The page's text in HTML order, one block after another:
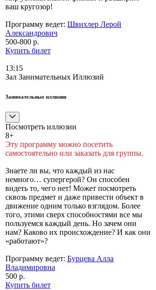
ваш кругозор!
Программу ведет: Швихлер Лерой
Александрович
500-800 р.
Купить билет
13:15
Зал Занимательных Иллюзий
Занимательные иллюзии
Посмотреть иллюзии
8+
Эту программу можно посетить
самостоятельно или заказать для группы.
Знаете ли вы, что каждый из нас
немного… супергерой? Он способен
видеть то, чего нет! Может посмотреть
сквозь предмет и даже привести объект в
движение одним только взглядом. Более
того, этими сверх способностями все мы
пользуемся каждый день. Но зачем они
нам? Каково их происхождение? И как они
«работают»?
Программу ведет: Бурцева Алла
Владимировна
500 р.
Купить билет